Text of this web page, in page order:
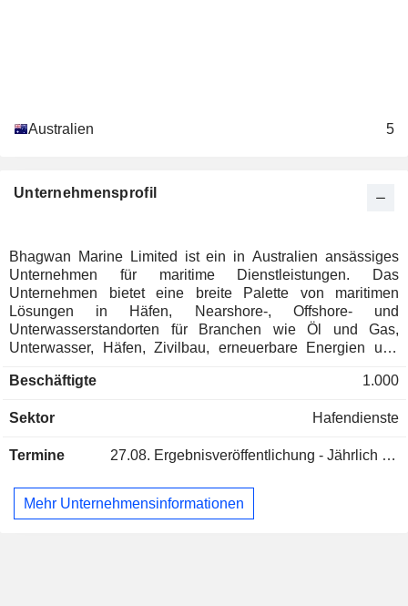
Australien 5
Unternehmensprofil
Bhagwan Marine Limited ist ein in Australien ansässiges
Unternehmen für maritime Dienstleistungen. Das
Unternehmen bietet eine breite Palette von maritimen
Lösungen in Häfen, Nearshore-, Offshore- und
Unterwasserstandorten für Branchen wie Öl und Gas,
Unterwasser, Häfen, Zivilbau, erneuerbare Energien und
Unternehmens gehören Tauchunterstützung, ROV-
metozeanischen Ausrüstungen, geophysikalische
Unterkunftsdienste, Unterstützung bei der Stilllegung,
FPSOs, Unterstützungsdienste für Ölfelder,
Küstenschleppdienste, Küstenfracht und andere. Zu den
Beschäftigte 1.000
Sektor Hafendienste
Termine 27.08. Ergebnisveröffentlichung - Jährlich 2026
Mehr Unternehmensinformationen